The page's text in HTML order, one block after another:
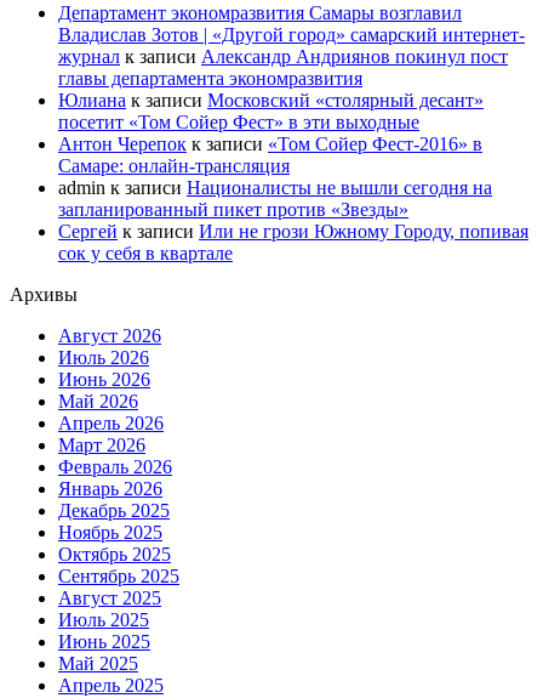
Департамент экономразвития Самары возглавил
Владислав Зотов | «Другой город» самарский интернет-
журнал к записи Александр Андриянов покинул пост
главы департамента экономразвития
Юлиана к записи Московский «столярный десант»
посетит «Том Сойер Фест» в эти выходные
Антон Черепок к записи «Том Сойер Фест-2016» в
Самаре: онлайн-трансляция
admin к записи Националисты не вышли сегодня на
запланированный пикет против «Звезды»
Сергей к записи Или не грози Южному Городу, попивая
сок у себя в квартале
Архивы
Август 2026
Июль 2026
Июнь 2026
Май 2026
Апрель 2026
Март 2026
Февраль 2026
Январь 2026
Декабрь 2025
Ноябрь 2025
Октябрь 2025
Сентябрь 2025
Август 2025
Июль 2025
Июнь 2025
Май 2025
Апрель 2025